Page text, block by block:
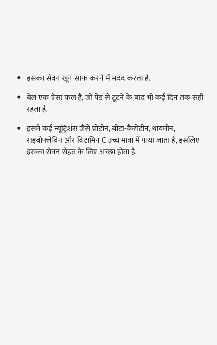
इसका सेवन खून साफ करने में मदद करता है.
बेल एक ऐसा फल है, जो पेड़ से टूटने के बाद भी कई दिन तक सही
रहता है.
इसमें कई न्यूट्रिशंस जैसे प्रोटीन, बीटा-कैरोटीन, थायमीन,
राइबोफ्लेविन और विटामिन C उच्च मात्रा में पाया जाता है, इसलिए
इसका सेवन सेहत के लिए अच्छा होता है.